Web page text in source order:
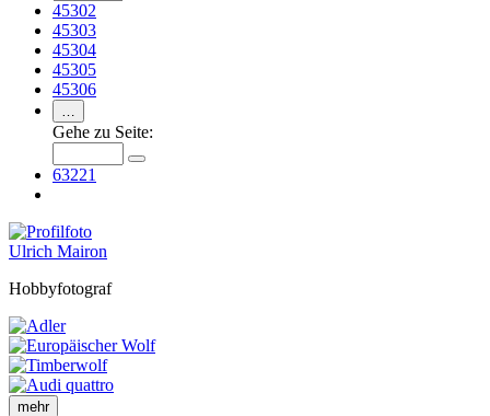
45302
45303
45304
45305
45306
…
Gehe zu Seite:
63221
Ulrich Mairon
Hobbyfotograf
mehr